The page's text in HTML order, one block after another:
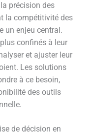
précision des
la compétitivité des
un enjeu central.
confinés à leur
et ajuster leur
Les solutions
à ce besoin,
des outils
de décision en